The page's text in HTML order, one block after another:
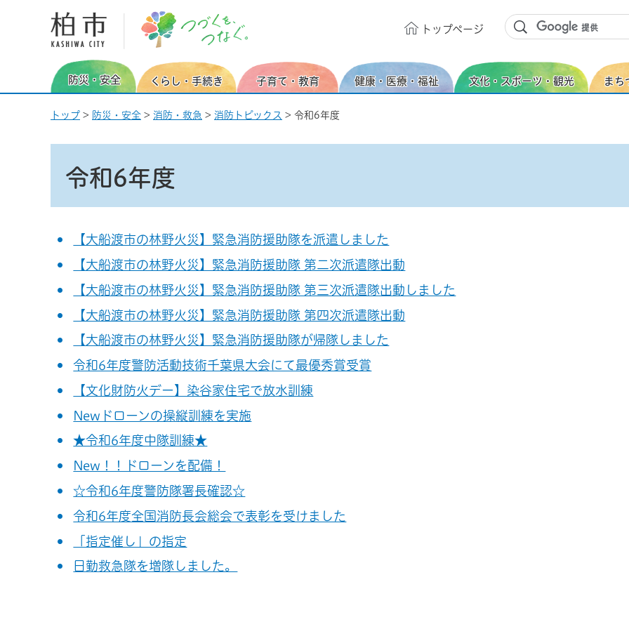
柏市 つづくを、つなぐ。
トップページ
防災・安全 くらし・手続き 子育て・教育 健康・医療・福祉 文化・スポーツ・観光 まち
トップ > 防災・安全 > 消防・救急 > 消防トピックス > 令和6年度
令和6年度
【大船渡市の林野火災】緊急消防援助隊を派遣しました
【大船渡市の林野火災】緊急消防援助隊 第二次派遣隊出動
【大船渡市の林野火災】緊急消防援助隊 第三次派遣隊出動しました
【大船渡市の林野火災】緊急消防援助隊 第四次派遣隊出動
【大船渡市の林野火災】緊急消防援助隊が帰隊しました
令和6年度警防活動技術千葉県大会にて最優秀賞受賞
【文化財防火デー】染谷家住宅で放水訓練
Newドローンの操縦訓練を実施
★令和6年度中隊訓練★
New！！ドローンを配備！
☆令和6年度警防隊署長確認☆
令和6年度全国消防長会総会で表彰を受けました
「指定催し」の指定
日勤救急隊を増隊しました。